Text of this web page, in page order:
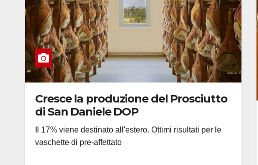
Cresce la produzione del Prosciutto
di San Daniele DOP
Il 17% viene destinato all'estero. Ottimi risultati per le
vaschette di pre-affettato